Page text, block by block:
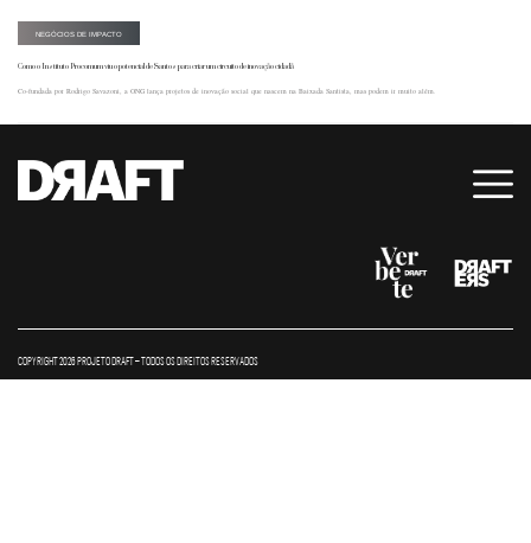
NEGÓCIOS DE IMPACTO
Como o Instituto Procomum viu o potencial de Santos para criar um circuito de inovação cidadã
Co-fundada por Rodrigo Savazoni, a ONG lança projetos de inovação social que nascem na Baixada Santista, mas podem ir muito além.
COPYRIGHT 2026 PROJETO DRAFT – TODOS OS DIREITOS RESERVADOS